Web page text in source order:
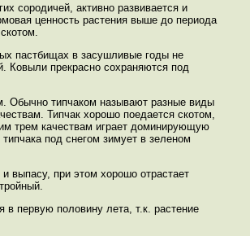
сородичей, активно развивается и
ценность растения выше до периода
пастбищах в засушливые годы не
Ковыли прекрасно сохраняются под
Обычно типчаком называют разные виды
Типчак хорошо поедается скотом,
трем качествам играет доминирующую
под снегом зимует в зеленом
выпасу, при этом хорошо отрастает
первую половину лета, т.к. растение